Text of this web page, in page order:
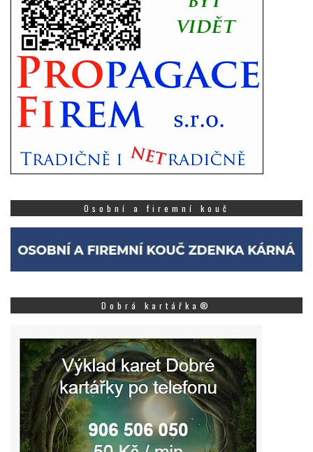
Osobní a firemní kouč
Dobrá kartářka®